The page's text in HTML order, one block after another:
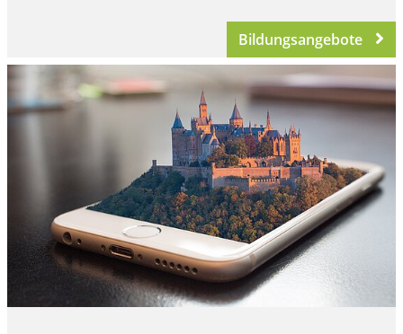
Bildungsangebote